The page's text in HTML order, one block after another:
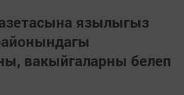
язылыгыз
вакыйгаларны белеп